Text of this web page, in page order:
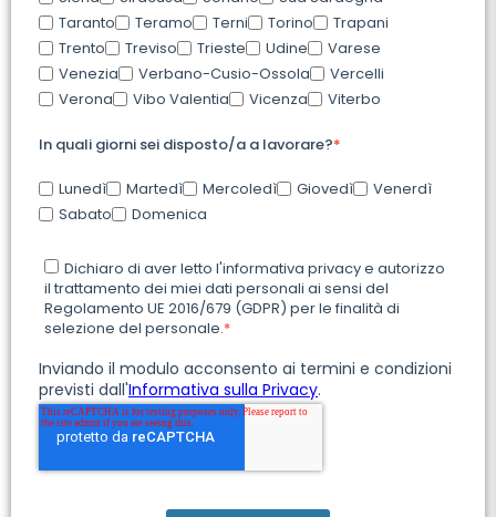
Taranto
Teramo Terni Torino
Trapani
Trento
Treviso Trieste Udine
Varese
Venezia
Verbano-Cusio-Ossola
Vercelli
Verona
Vibo Valentia Vicenza Viterbo
In quali giorni sei disposto/a a lavorare?*
Lunedì Martedì Mercoledì Giovedì
Venerdì
Sabato
Domenica
Dichiaro di aver letto l'informativa privacy e autorizzo
il trattamento dei miei dati personali ai sensi del
Regolamento UE 2016/679 (GDPR) per le finalità di
selezione del personale.*
Inviando il modulo acconsento ai termini e condizioni
previsti dall'Informativa sulla Privacy.